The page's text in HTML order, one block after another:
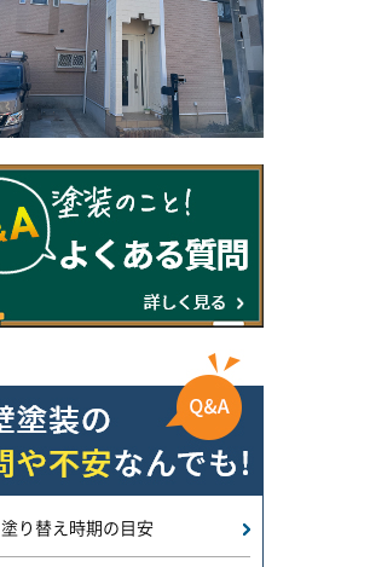
塗り替え時期の目安